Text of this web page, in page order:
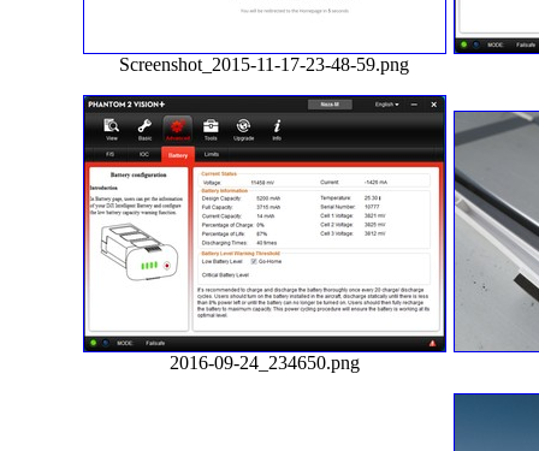
Screenshot_2015-11-17-23-48-59.png
2016-09-24_234650.png